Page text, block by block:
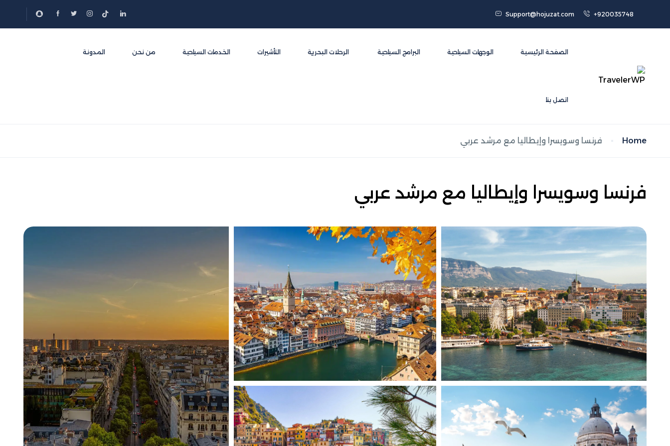
+920035748
Support@hojuzat.com
الصفحة الرئيسية الوجهات السياحية البرامج السياحية الرحلات البحرية التأشيرات الخدمات السياحية من نحن المدونة
اتصل بنا
Home فرنسا وسويسرا وإيطاليا مع مرشد عربي
فرنسا وسويسرا وإيطاليا مع مرشد عربي